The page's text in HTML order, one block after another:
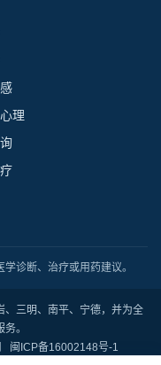
理
诊断、治疗或用药建议。
、三明、南平、宁德，并为全
。
闽ICP备16002148号-1